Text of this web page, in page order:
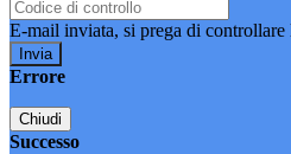
E-mail inviata, si prega di controllare
Errore
Chiudi
Successo